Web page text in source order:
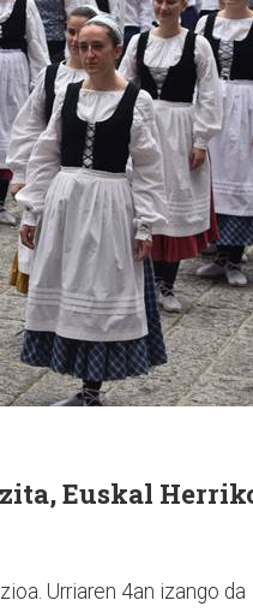
Euskal
Urriaren 4an izango da